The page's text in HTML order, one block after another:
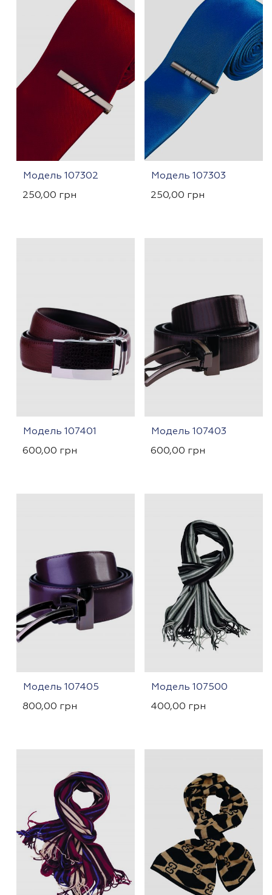
Модель 107302
250,00 грн
Модель 107303
250,00 грн
Модель 107401
600,00 грн
Модель 107403
600,00 грн
Модель 107405
800,00 грн
Модель 107500
400,00 грн